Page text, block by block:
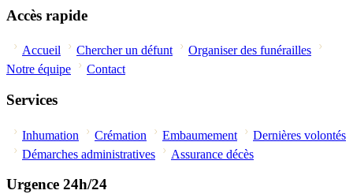
Accès rapide
Accueil Chercher un défunt
Organiser des funérailles
Notre équipe
Contact
Services
Inhumation Crémation Embaumement
Dernières volontés
Démarches administratives
Assurance décès
Urgence 24h/24